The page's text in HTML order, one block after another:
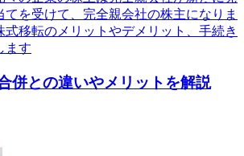
を受けて、完全親会社の株主になりま
式移転のメリットやデメリット、手続き
ます
併との違いやメリットを解説